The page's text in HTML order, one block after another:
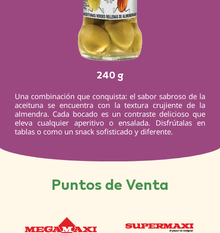
240 g
Una combinación que conquista: el sabor sabroso de la
aceituna se encuentra con la textura crujiente de la
almendra. Cada bocado es un contraste delicioso que
eleva cualquier aperitivo o ensalada. Disfrútalas en
tablas o como un snack sofisticado y diferente.
Puntos de Venta